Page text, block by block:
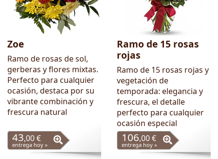
Zoe
Ramo de rosas de sol,
gerberas y flores mixtas.
Perfecto para cualquier
ocasión, destaca por su
vibrante combinación y
frescura natural
43,00 €
entrega hoy »
Ramo de 15 rosas
rojas
Ramo de 15 rosas rojas y
vegetación de
temporada: elegancia y
frescura, el detalle
perfecto para cualquier
ocasión especial
106,00 €
entrega hoy »